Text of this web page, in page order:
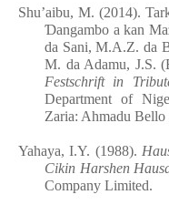
Shu’aibu, M. (2014).
Ɗangambo a kan
da Sani, M.A.Z. da
M. da Adamu, J.S.
Festschrift in
Department of
Zaria: Ahmadu Bello
Yahaya, I.Y. (1988).
Cikin Harshen
Company Limited.